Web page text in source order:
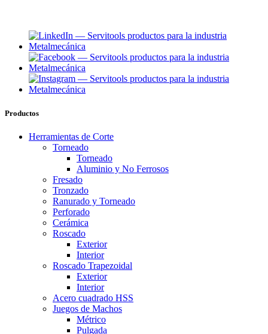
Productos
Herramientas de Corte
Torneado
Torneado
Aluminio y No Ferrosos
Fresado
Tronzado
Ranurado y Torneado
Perforado
Cerámica
Roscado
Exterior
Interior
Roscado Trapezoidal
Exterior
Interior
Acero cuadrado HSS
Juegos de Machos
Métrico
Pulgada